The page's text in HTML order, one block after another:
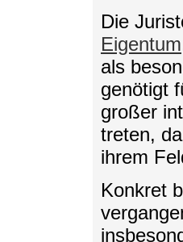
Die
als
genötigt
großer
treten,
ihrem
Konkret